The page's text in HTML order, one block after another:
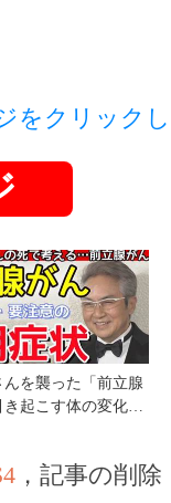
をクリック
んを襲った「前立腺
起こす体の変化。
，記事の削